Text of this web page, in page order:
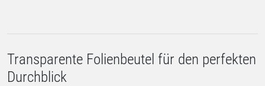
Transparente Folienbeutel für den perfekten
Durchblick